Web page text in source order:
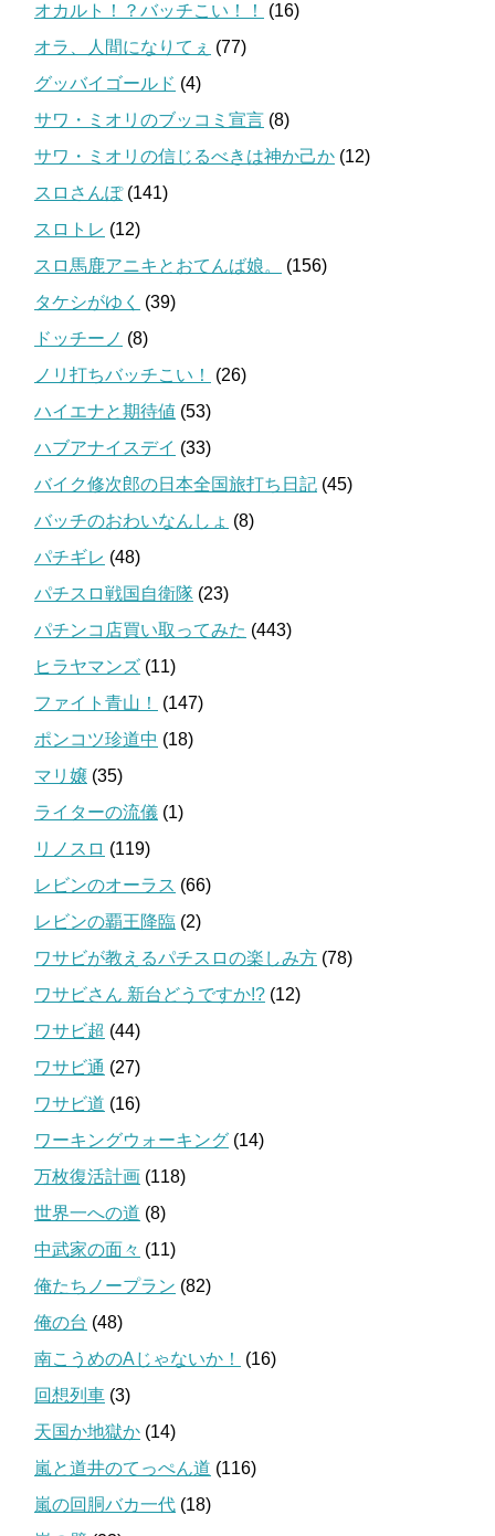
オカルト！？バッチこい！！
(16)
オラ、人間になりてぇ (77)
グッバイゴールド (4)
サワ・ミオリのブッコミ宣言 (8)
サワ・ミオリの信じるべきは神か己か (12)
スロさんぽ(141)
スロトレ (12)
スロ馬鹿アニキとおてんば娘。
(156)
タケシがゆく
(39)
ドッチーノ (8)
ノリ打ちバッチこい！
(26)
ハイエナと期待値 (53)
ハブアナイスデイ (33)
バイク修次郎の日本全国旅打ち日記 (45)
バッチのおわいなんしょ (8)
パチギレ (48)
パチスロ戦国自衛隊 (23)
パチンコ店買い取ってみた (443)
ヒラヤマンズ (11)
ファイト青山！
(147)
ポンコツ珍道中 (18)
マリ嬢 (35)
ライターの流儀 (1)
リノスロ (119)
レビンのオーラス (66)
レビンの覇王降臨 (2)
ワサビが教えるパチスロの楽しみ方 (78)
ワサビさん 新台どうですか!? (12)
ワサビ超 (44)
ワサビ通 (27)
ワサビ道 (16)
ワーキングウォーキング (14)
万枚復活計画 (118)
世界一への道 (8)
中武家の面々 (11)
俺たちノープラン (82)
俺の台 (48)
南こうめのAじゃないか！
(16)
回想列車 (3)
天国か地獄か (14)
嵐と道井のてっぺん道 (116)
嵐の回胴バカ一代 (18)